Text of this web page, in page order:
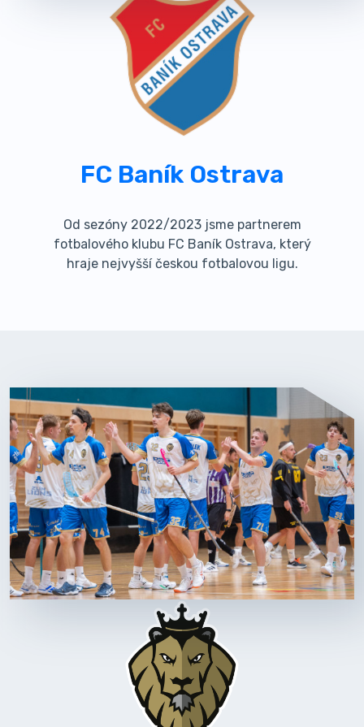
FC Baník Ostrava
Od sezóny 2022/2023 jsme partnerem
fotbalového klubu FC Baník Ostrava, který
hraje nejvyšší českou fotbalovou ligu.